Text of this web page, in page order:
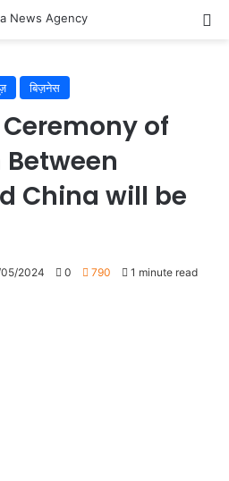
बिज़नेस
of
China will be
05/2024 0 790 1 minute read